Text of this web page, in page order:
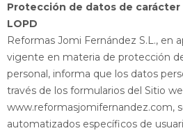
Protección de datos de carácter
LOPD
Reformas Jomi Fernández S.L., en
vigente en materia de protección
personal, informa que los datos
través de los formularios del Sitio
www.reformasjomifernandez.com,
automatizados específicos de